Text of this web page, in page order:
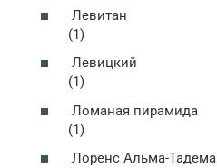
Левитан
(1)
Левицкий
(1)
Ломаная пирамида
(1)
Лоренс Альма-Тадема